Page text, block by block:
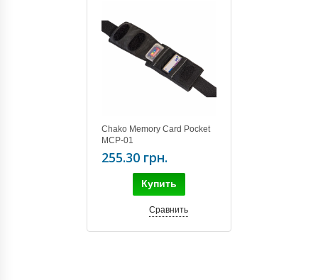
Chako Memory Card Pocket
MCP-01
255.30 грн.
Купить
Сравнить